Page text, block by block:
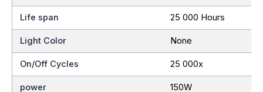
Life span 25 000 Hours
Light Color None
On/Off Cycles 25 000x
power 150W